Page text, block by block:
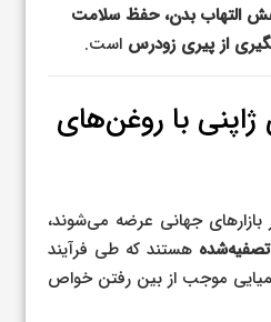
التهاب بدن، حفظ سلامت
از پیری زودرس است.
با روغن‌های
جهانی عرضه می‌شوند،
هستند که طی فرآیند
موجب از بین رفتن خواص